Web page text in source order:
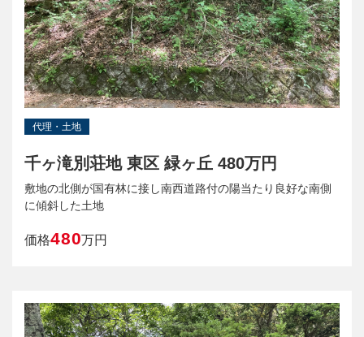
代理・土地
千ヶ滝別荘地 東区 緑ヶ丘 480万円
敷地の北側が国有林に接し南西道路付の陽当たり良好な南側
に傾斜した土地
価格480万円